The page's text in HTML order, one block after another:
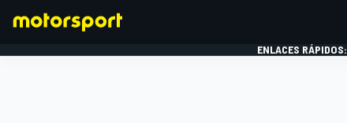
ENLACES RÁPIDOS: